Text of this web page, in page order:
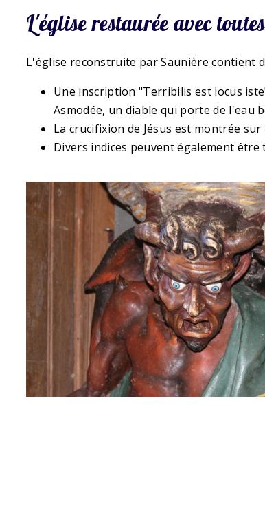
L'église restaurée avec
L'église reconstruite par Saunière contient
Une inscription "Terribilis est locus
Asmodée, un diable qui porte de l'eau
La crucifixion de Jésus est montrée
Divers indices peuvent également être